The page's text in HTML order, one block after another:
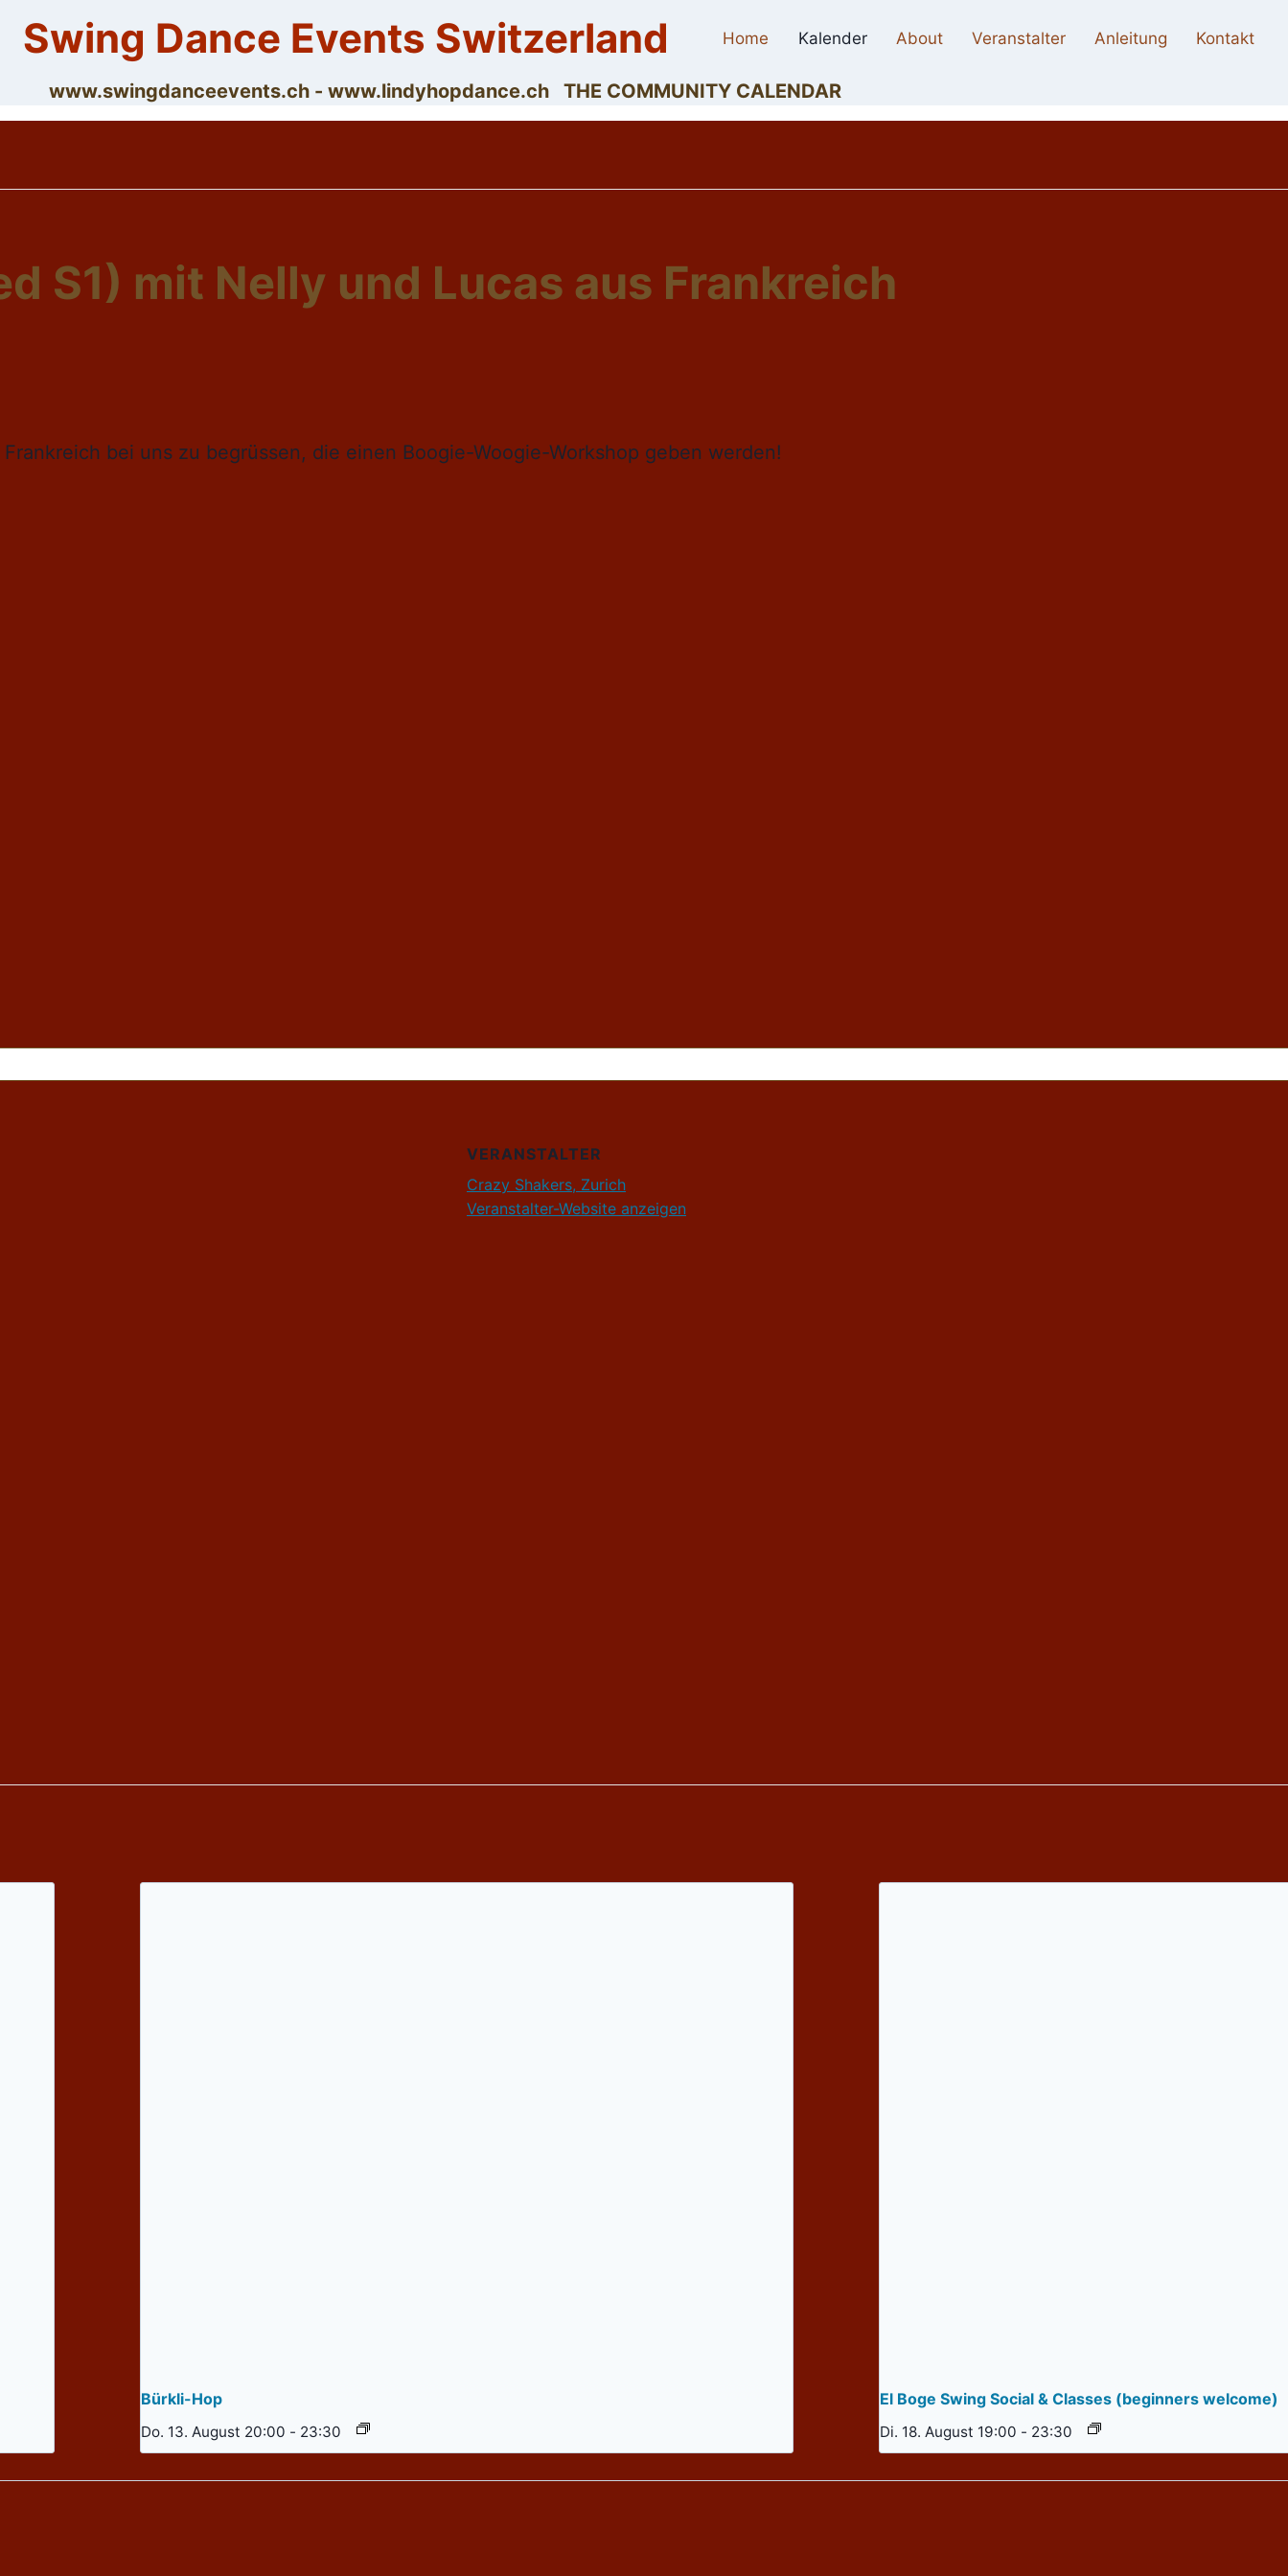
Swing Dance Events Switzerland Home Kalender About Veranstalter Anleitung Kontakt
www.swingdanceevents.ch - www.lindyhopdance.ch THE COMMUNITY CALENDAR
S1) mit Nelly und Lucas aus Frankreich
bei uns zu begrüssen, die einen Boogie-Woogie-Workshop geben werden!
VERANSTALTER
Crazy Shakers, Zurich
Veranstalter-Website anzeigen
Bürkli-Hop
Do. 13. August 20:00 - 23:30
El Boge Swing Social & Classes (beginners welcome)
Di. 18. August 19:00 - 23:30